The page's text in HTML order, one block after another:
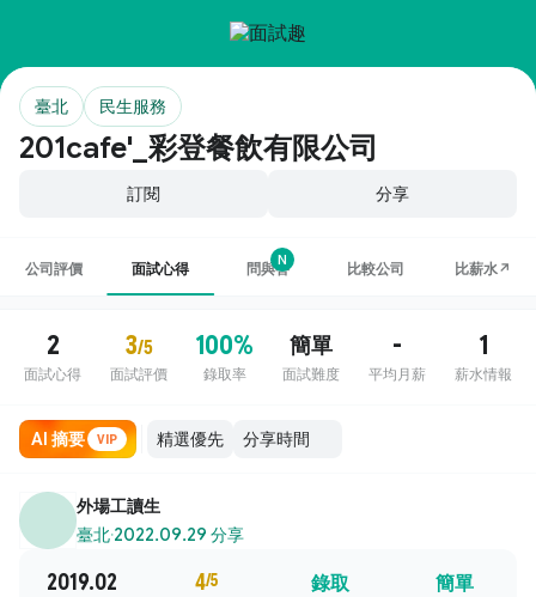
201cafe'_彩登餐飲有限公司
臺北 民生服務
訂閱 分享
公司評價 面試心得 問與答
N
比較公司 比薪水↗
2
面試心得
3/5
面試評價
100%
錄取率
簡單
面試難度
-
平均月薪
1
薪水情報
AI 摘要 VIP
外場工讀生
臺北·2022.09.29 分享
2019.02 4/5 錄取 簡單